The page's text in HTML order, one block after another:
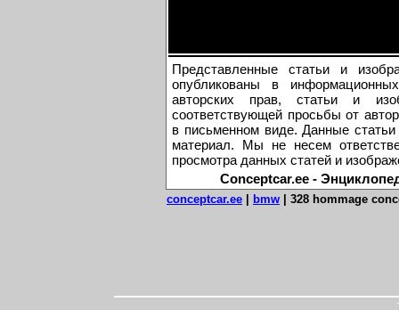
Представленные статьи и
опубликованы в
авторских прав, статьи и
соответствующей просьбы от
в письменном виде. Данные
материал. Мы не несем
просмотра данных статей и
Conceptcar.ee -
conceptcar.ee bmw 328 hommage